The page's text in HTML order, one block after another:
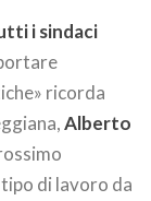
i sindaci
ricorda
Alberto
di lavoro da